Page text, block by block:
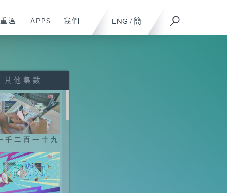
ENG / 簡
重溫 APPS 我們
其他集數
千二百一十九